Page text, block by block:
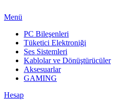
Menü
PC Bileşenleri
Tüketici Elektroniği
Ses Sistemleri
Kablolar ve Dönüştürücüler
Aksesuarlar
GAMING
Hesap